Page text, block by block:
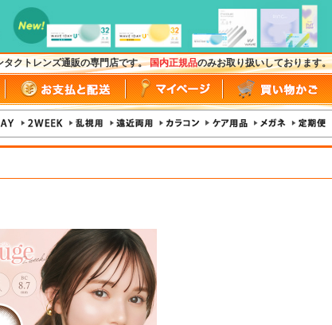
タクトレンズ通販の専門店です。国内正規品のみお取り扱いしております。